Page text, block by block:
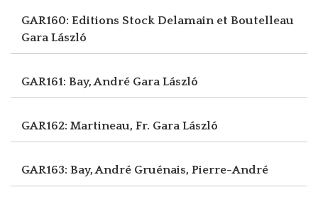
GAR160: Editions Stock Delamain et Boutelleau
Gara László
GAR161: Bay, André Gara László
GAR162: Martineau, Fr. Gara László
GAR163: Bay, André Gruénais, Pierre-André